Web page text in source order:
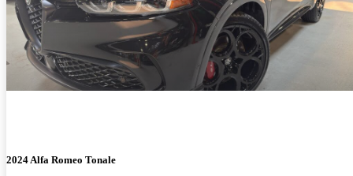
2024 Alfa Romeo Tonale